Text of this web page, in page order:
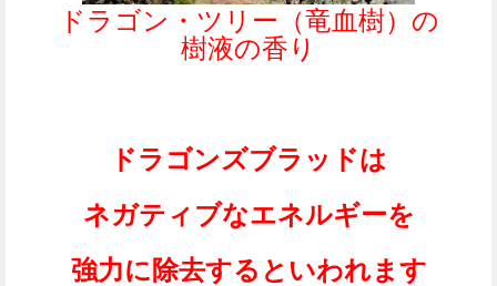
ドラゴン・ツリー（竜血樹）の
樹液の香り
ドラゴンズブラッドは
ネガティブなエネルギーを
強力に除去するといわれます